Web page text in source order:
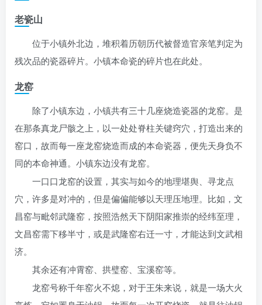
老瓷山
位于小镇外北边，堆积着历朝历代被督造官亲笔判定为
残次品的瓷器碎片。小镇本命瓷的碎片也在此处。
龙窑
除了小镇东边，小镇共有三十几座烧造瓷器的龙窑。是
在那条真龙尸骸之上，以一处处脊柱关键窍穴，打造出来的
窑口，故而每一座龙窑烧造而成的本命瓷器，便先天身负不
同的本命神通。小镇东边没有龙窑。
一口口龙窑的设置，其实与如今的地理堪舆、寻龙点
穴，许多是对冲的，但是偏偏能够以天理压地理。比如，文
昌窑与毗邻武隆窑，按照浩然天下阴阳家推崇的经纬至理，
文昌窑需下移半寸，或是武隆窑右迁一寸，才能达到文武相
济。
其余还有冲霄窑、拱璧窑、宝溪窑等。
龙窑号称千年窑火不熄，对于王朱来说，就是一场大火